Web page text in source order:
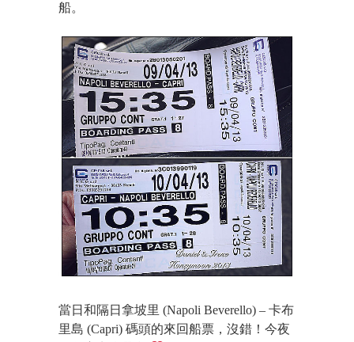
船。
當日和隔日拿坡里 (Napoli Beverello) – 卡布
里島 (Capri) 碼頭的來回船票，沒錯！今夜